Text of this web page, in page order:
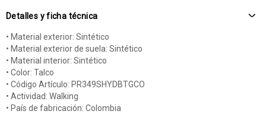
Detalles y ficha técnica
• Material exterior: Sintético
• Material exterior de suela: Sintético
• Material interior: Sintético
• Color: Talco
• Código Artículo: PR349SHYDBTGCO
• Actividad: Walking
• País de fabricación: Colombia